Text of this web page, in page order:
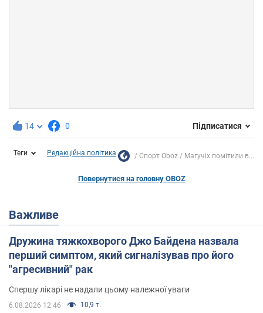
14 0 Підписатися
Теги Редакційна політика Спорт Oboz Магучіх помітили в...
Повернутися на головну OBOZ
Важливе
Дружина тяжкохворого Джо Байдена назвала
перший симптом, який сигналізував про його
"агресивний" рак
Спершу лікарі не надали цьому належної уваги
6.08.2026 12:46 10,9 т.